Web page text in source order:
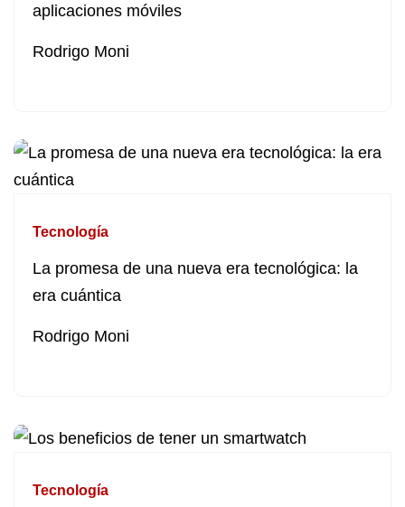
aplicaciones móviles
Rodrigo Moni
Tecnología
La promesa de una nueva era tecnológica: la
era cuántica
Rodrigo Moni
Tecnología